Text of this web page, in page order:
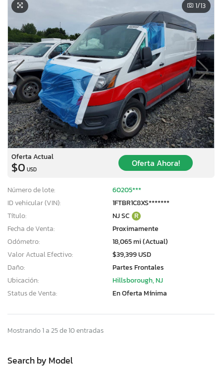
1/13
Oferta Actual
$0 USD
Oferta Ahora!
Número de lote:
60205***
ID vehicular (VIN):
1FTBR1C8XS*******
Título:
NJ SC R
Fecha de Venta:
Proximamente
Odómetro:
18,065 mi (Actual)
Valor Actual Efectivo:
$39,399 USD
Daño:
Partes Frontales
Ubicación:
Hillsborough, NJ
Status de Venta:
En Oferta Mínima
Mostrando 1 a 25 de 10 entradas
Search by Model